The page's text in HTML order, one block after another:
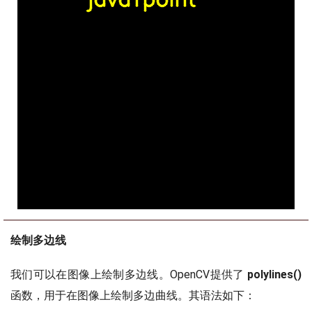
绘制多边线
我们可以在图像上绘制多边线。OpenCV提供了 polylines()
函数，用于在图像上绘制多边曲线。其语法如下：